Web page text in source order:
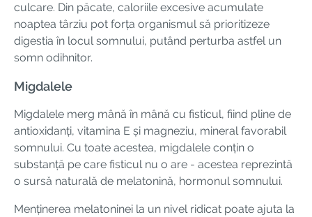
culcare. Din păcate, caloriile excesive acumulate
noaptea târziu pot forța organismul să prioritizeze
digestia în locul somnului, putând perturba astfel un
somn odihnitor.
Migdalele
Migdalele merg mână în mână cu fisticul, fiind pline de
antioxidanți, vitamina E și magneziu, mineral favorabil
somnului. Cu toate acestea, migdalele conțin o
substanță pe care fisticul nu o are - acestea reprezintă
o sursă naturală de melatonină, hormonul somnului.
Menținerea melatoninei la un nivel ridicat poate ajuta la